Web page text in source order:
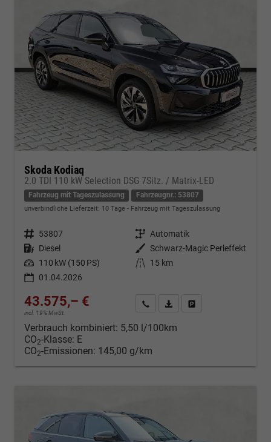
Skoda Kodiaq
2.0 TDI 110 kW Selection DSG 7Sitz. / Matrix-LED
Fahrzeug mit Tageszulassung Fahrzeugnr.: 53807
unverbindliche Lieferzeit: 10 Tage Fahrzeug mit Tageszulassung
Fahrzeugnr. 53807 Getriebe Automatik
Kraftstoff Diesel Außenfarbe Schwarz-Magic Perleffekt
Leistung 110 kW (150 PS) Kilometerstand
15 km
01.04.2026
43.575,– €
incl. 19% MwSt.
Kontakt & Angebot anfordern
PDF-Datei, Fahrzeugexposé
Verbrauch kombiniert: 5,50 l/100km
CO2-Klasse: E
CO2-Emissionen: 145,00 g/km